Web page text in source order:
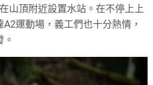
山頂附近設置水站。在不停上上
運動場， 義工們也十分熱情，